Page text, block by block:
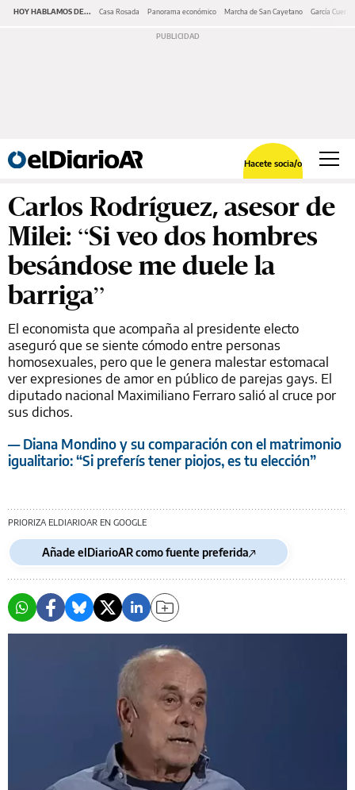
HOY HABLAMOS DE... Casa Rosada Panorama económico Marcha de San Cayetano García Cuerva
Hacete socia/o
Carlos Rodríguez, asesor de
Milei: “Si veo dos hombres
besándose me duele la
barriga”
El economista que acompaña al presidente electo
aseguró que se siente cómodo entre personas
homosexuales, pero que le genera malestar estomacal
ver expresiones de amor en público de parejas gays. El
diputado nacional Maximiliano Ferraro salió al cruce por
sus dichos.
— Diana Mondino y su comparación con el matrimonio
igualitario: “Si preferís tener piojos, es tu elección”
PRIORIZA ELDIARIOAR EN GOOGLE
Añade elDiarioAR como fuente preferida